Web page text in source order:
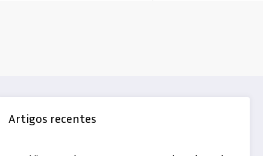
Artigos recentes